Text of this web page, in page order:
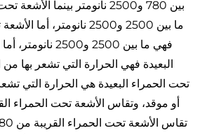
بين 780 و2500 نانومتر بينما
ما بين 2500 و2500 نانومتر،
فهي ما بين 2500
البعيدة فهي الحرارة التي تشعر بها
تحت الحمراء البعيدة هي الحرارة التي
أو موقد، وتقاس الأشعة تحت الحمراء